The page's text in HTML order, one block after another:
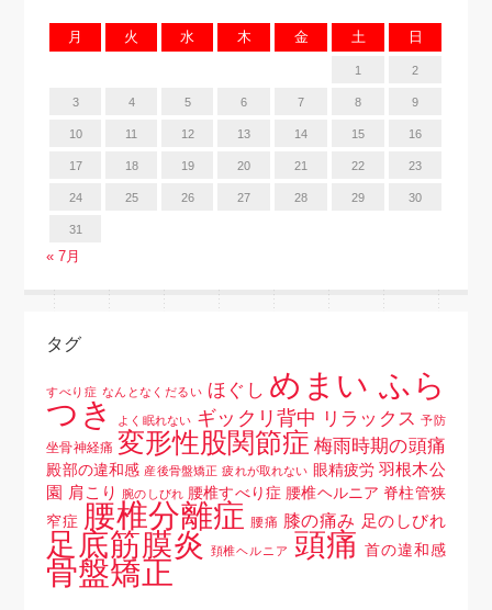
月 火 水 木 金 土 日
1 2
3 4 5 6 7 8 9
10 11 12 13 14 15 16
17 18 19 20 21 22 23
24 25 26 27 28 29 30
31
« 7月
タグ
すべり症 なんとなくだるい ほぐし めまい ふら
つき
よく眠れない ギックリ背中 リラックス 予防
坐骨神経痛 変形性股関節症 梅雨時期の頭痛
殿部の違和感 産後骨盤矯正 疲れが取れない 眼精疲労 羽根木公
園 肩こり 腕のしびれ 腰椎すべり症 腰椎ヘルニア 脊柱管狭
窄症 腰椎分離症 腰痛 膝の痛み 足のしびれ
足底筋膜炎 頚椎ヘルニア 頭痛 首の違和感
骨盤矯正